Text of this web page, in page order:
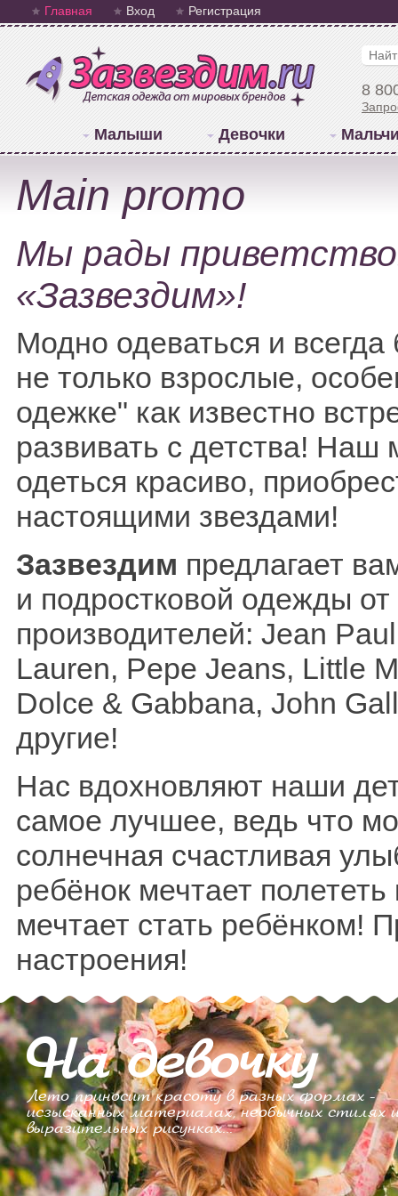
Главная Вход Регистрация
8
Малыши Девочки
Main promo
Мы рады
«Зазвездим»!
Модно одеваться и
не только взрослые,
одежке" как известно
развивать с детства!
одеться красиво,
настоящими звездами!
Зазвездим предлагает
и подростковой одежды
производителей: Jean
Lauren, Pepe Jeans, Little
Dolce & Gabbana, John
другие!
Нас вдохновляют наши
самое лучшее, ведь что
солнечная счастливая
ребёнок мечтает
мечтает стать ребёнком!
настроения!
На девочку
Лето приносит красоту в разных формах -
исзысканных материалах, необычных стилях
выразительных рисунках...